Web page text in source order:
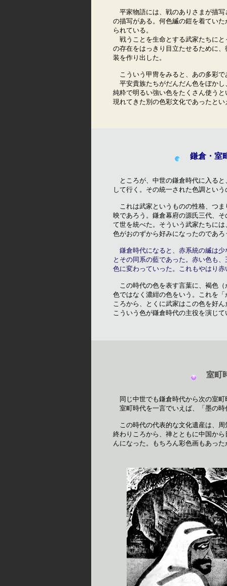
平家物語には、戦のありさまが描
の描写がある。何色縅の鎧を着てい
られ
戦うことを生命とする武家たちに
の存在をはっきり目立たせるために
装を作り出した。
こういう甲冑をみると、あの多
平安貴族たちがだんだん色をぼか
純粋で明るい強い色をたくさん使う
現れてきた別の色彩文化であった
鎌倉・室
ところが、中世の鎌倉時代に入る
して行く。その統一された色調とい
これは武家というものの性格、つ
映であろう。鎌倉幕府の源氏三代、
て世を統べた。そういう武家たちに
色がおのずから好みになったのであろ
鎌倉時代になると、赤系統の縅は
とその同系の藍であった。赤い色も
色に変わっていった。これもやはり
この時代の色を表す言葉に、褐色
色ではなく濃紺の色をいう。これを
ころから、とくに武家はこの色を好
こういう色が鎌倉時代の主役を演じ
室町
同じ中世でも鎌倉時代から次の室
室町時代を一言でいえば、「墨の時
この時代の代表的な文化遺産は、
終わりころから、禅とともに中国か
んになった。もちろん彩色画もあっ